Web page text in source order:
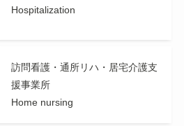
Hospitalization
訪問看護・通所リハ・居宅介護支
援事業所
Home nursing